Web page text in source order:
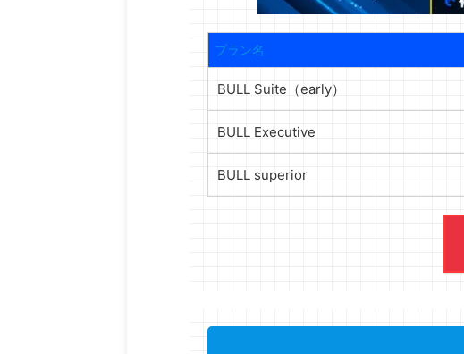
プラン名
BULL Suite（early）
BULL Executive
BULL superior